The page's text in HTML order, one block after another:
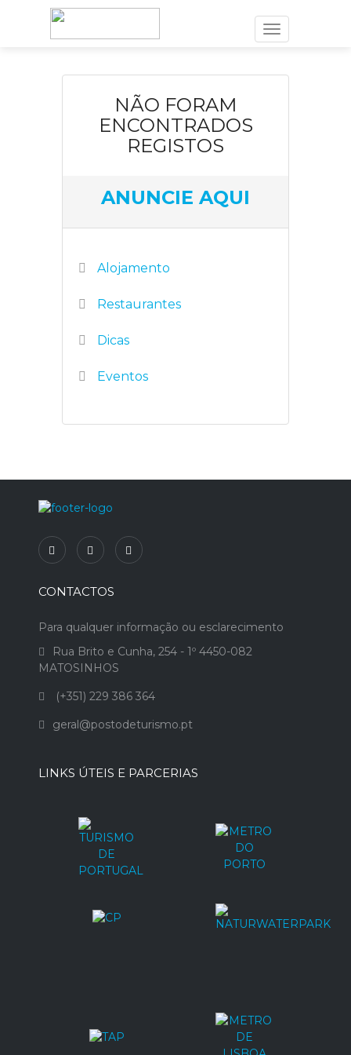
Toggle
navigation
NÃO FORAM
ENCONTRADOS
REGISTOS
ANUNCIE AQUI
Alojamento
Restaurantes
Dicas
Eventos
CONTACTOS
Para qualquer informação ou esclarecimento
Rua Brito e Cunha, 254 - 1º 4450-082
MATOSINHOS
(+351) 229 386 364
geral@postodeturismo.pt
LINKS ÚTEIS E PARCERIAS